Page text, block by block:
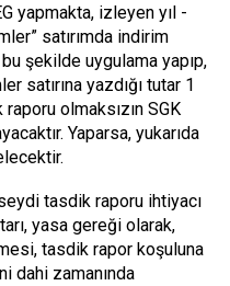
yapmakta, izleyen yıl -
satırımda indirim
şekilde uygulama yapıp,
satırına yazdığı tutar 1
olmaksızın SGK
Yaparsa, yukarıda
tasdik raporu ihtiyacı
yasa gereği olarak,
tasdik rapor koşuluna
dahi zamanında